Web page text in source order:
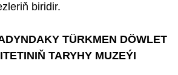
biridir.
TÜRKMEN DÖWLET
TARYHY MUZEÝI